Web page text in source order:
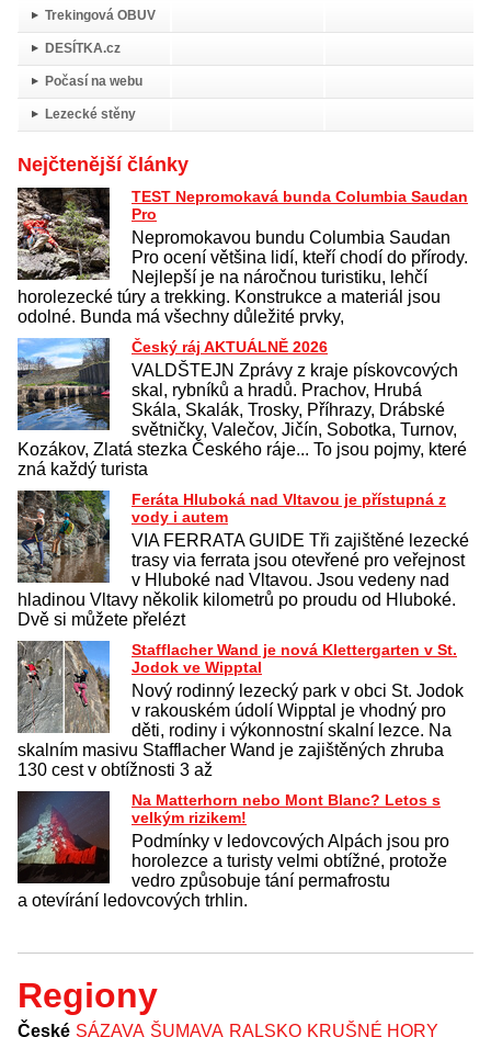
Trekingová OBUV
DESÍTKA.cz
Počasí na webu
Lezecké stěny
Nejčtenější články
TEST Nepromokavá bunda Columbia Saudan
Pro
Nepromokavou bundu Columbia Saudan
Pro ocení většina lidí, kteří chodí do přírody.
Nejlepší je na náročnou turistiku, lehčí
horolezecké túry a trekking. Konstrukce a materiál jsou
odolné. Bunda má všechny důležité prvky,
Český ráj AKTUÁLNĚ 2026
VALDŠTEJN Zprávy z kraje pískovcových
skal, rybníků a hradů. Prachov, Hrubá
Skála, Skalák, Trosky, Příhrazy, Drábské
světničky, Valečov, Jičín, Sobotka, Turnov,
Kozákov, Zlatá stezka Českého ráje... To jsou pojmy, které
zná každý turista
Feráta Hluboká nad Vltavou je přístupná z
vody i autem
VIA FERRATA GUIDE Tři zajištěné lezecké
trasy via ferrata jsou otevřené pro veřejnost
v Hluboké nad Vltavou. Jsou vedeny nad
hladinou Vltavy několik kilometrů po proudu od Hluboké.
Dvě si můžete přelézt
Stafflacher Wand je nová Klettergarten v St.
Jodok ve Wipptal
Nový rodinný lezecký park v obci St. Jodok
v rakouském údolí Wipptal je vhodný pro
děti, rodiny i výkonnostní skalní lezce. Na
skalním masivu Stafflacher Wand je zajištěných zhruba
130 cest v obtížnosti 3 až
Na Matterhorn nebo Mont Blanc? Letos s
velkým rizikem!
Podmínky v ledovcových Alpách jsou pro
horolezce a turisty velmi obtížné, protože
vedro způsobuje tání permafrostu
a otevírání ledovcových trhlin.
Regiony
České SÁZAVA ŠUMAVA RALSKO KRUŠNÉ HORY